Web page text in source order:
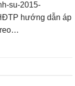
su-2015-
hướng dẫn áp